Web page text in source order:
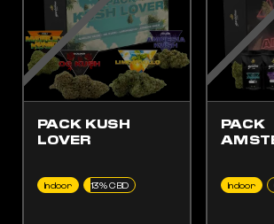
PACK KUSH
LOVER
Indoor 13% CBD
PACK
Indoor